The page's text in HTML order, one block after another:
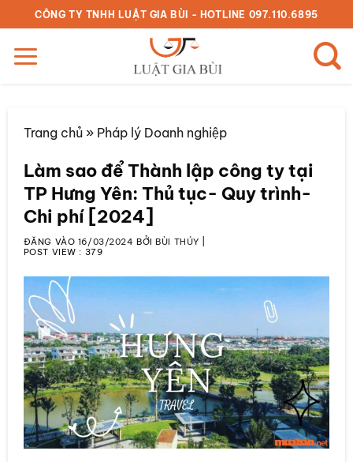
qua
nội
dung
CÔNG TY TNHH LUẬT GIA BÙI - HOTLINE 097.110.6895
Trang chủ» Pháp lý Doanh nghiệp
Làm sao để Thành lập công ty tại
TP Hưng Yên: Thủ tục- Quy trình-
Chi phí [2024]
ĐĂNG VÀO 16/03/2024 BỞIBÙI THÚY
POST VIEW : 379